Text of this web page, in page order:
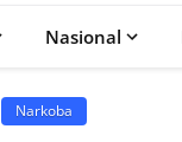
Nasional
Narkoba